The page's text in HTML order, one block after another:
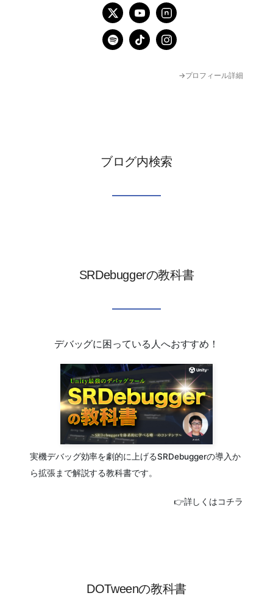
→プロフィール詳細
ブログ内検索
SRDebuggerの教科書
デバッグに困っている人へおすすめ！
実機デバッグ効率を劇的に上げるSRDebuggerの導入か
ら拡張まで解説する教科書です。
👉詳しくはコチラ
DOTweenの教科書